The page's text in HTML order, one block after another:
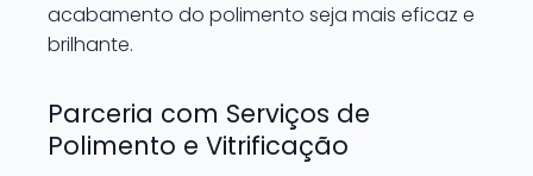
acabamento do polimento seja mais eficaz e
brilhante.
Parceria com Serviços de
Polimento e Vitrificação